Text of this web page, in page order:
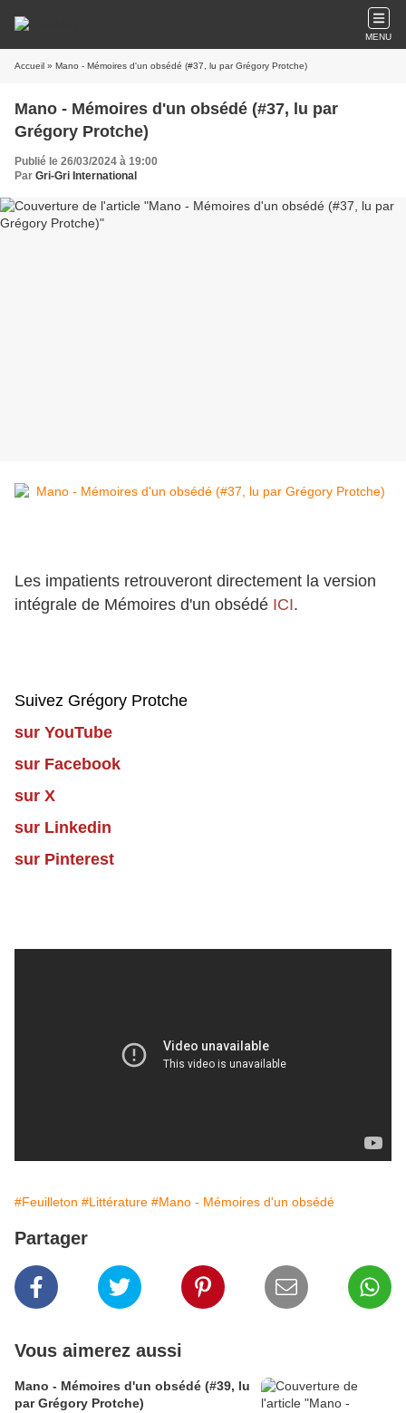
MENU
Accueil » Mano - Mémoires d'un obsédé (#37, lu par Grégory Protche)
Mano - Mémoires d'un obsédé (#37, lu par
Grégory Protche)
Publié le 26/03/2024 à 19:00
Par Gri-Gri International
Les impatients retrouveront directement la version
intégrale de Mémoires d'un obsédé ICI.
Suivez Grégory Protche
sur YouTube
sur Facebook
sur X
sur Linkedin
sur Pinterest
#Feuilleton #Littérature #Mano - Mémoires d'un obsédé
Partager
Vous aimerez aussi
Mano - Mémoires d'un obsédé (#39, lu
par Grégory Protche)